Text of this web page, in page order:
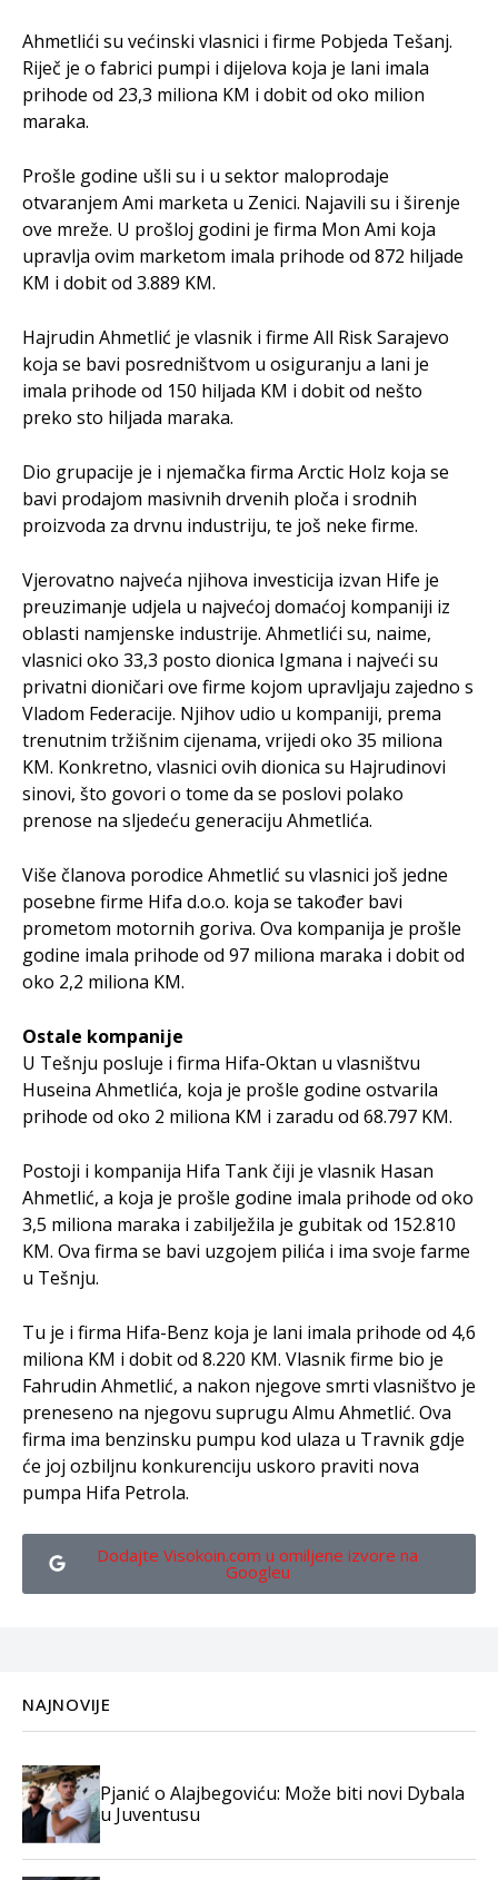
Ahmetlići su većinski vlasnici i firme Pobjeda Tešanj.
Riječ je o fabrici pumpi i dijelova koja je lani imala
prihode od 23,3 miliona KM i dobit od oko milion
maraka.
Prošle godine ušli su i u sektor maloprodaje
otvaranjem Ami marketa u Zenici. Najavili su i širenje
ove mreže. U prošloj godini je firma Mon Ami koja
upravlja ovim marketom imala prihode od 872 hiljade
KM i dobit od 3.889 KM.
Hajrudin Ahmetlić je vlasnik i firme All Risk Sarajevo
koja se bavi posredništvom u osiguranju a lani je
imala prihode od 150 hiljada KM i dobit od nešto
preko sto hiljada maraka.
Dio grupacije je i njemačka firma Arctic Holz koja se
bavi prodajom masivnih drvenih ploča i srodnih
proizvoda za drvnu industriju, te još neke firme.
Vjerovatno najveća njihova investicija izvan Hife je
preuzimanje udjela u najvećoj domaćoj kompaniji iz
oblasti namjenske industrije. Ahmetlići su, naime,
vlasnici oko 33,3 posto dionica Igmana i najveći su
privatni dioničari ove firme kojom upravljaju zajedno s
Vladom Federacije. Njihov udio u kompaniji, prema
trenutnim tržišnim cijenama, vrijedi oko 35 miliona
KM. Konkretno, vlasnici ovih dionica su Hajrudinovi
sinovi, što govori o tome da se poslovi polako
prenose na sljedeću generaciju Ahmetlića.
Više članova porodice Ahmetlić su vlasnici još jedne
posebne firme Hifa d.o.o. koja se također bavi
prometom motornih goriva. Ova kompanija je prošle
godine imala prihode od 97 miliona maraka i dobit od
oko 2,2 miliona KM.
Ostale kompanije
U Tešnju posluje i firma Hifa-Oktan u vlasništvu
Huseina Ahmetlića, koja je prošle godine ostvarila
prihode od oko 2 miliona KM i zaradu od 68.797 KM.
Postoji i kompanija Hifa Tank čiji je vlasnik Hasan
Ahmetlić, a koja je prošle godine imala prihode od oko
3,5 miliona maraka i zabilježila je gubitak od 152.810
KM. Ova firma se bavi uzgojem pilića i ima svoje farme
u Tešnju.
Tu je i firma Hifa-Benz koja je lani imala prihode od 4,6
miliona KM i dobit od 8.220 KM. Vlasnik firme bio je
Fahrudin Ahmetlić, a nakon njegove smrti vlasništvo je
preneseno na njegovu suprugu Almu Ahmetlić. Ova
firma ima benzinsku pumpu kod ulaza u Travnik gdje
će joj ozbiljnu konkurenciju uskoro praviti nova
pumpa Hifa Petrola.
Dodajte Visokoin.com u omiljene izvore na
Googleu
NAJNOVIJE
Pjanić o Alajbegoviću: Može biti novi Dybala
u Juventusu